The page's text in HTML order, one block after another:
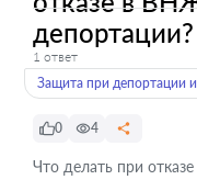
депортации?
1 ответ
Защита при депортации
0 4
Что делать при